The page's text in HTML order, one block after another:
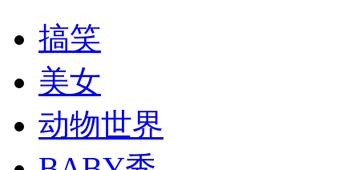
消防员救轻生者
纽约上演“枕头大战”
搞笑
美女
动物世界